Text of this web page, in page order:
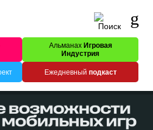
Альманах Игровая
Индустрия
Ежедневный подкаст